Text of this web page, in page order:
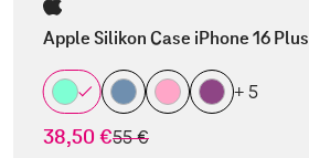
Apple Silikon Case iPhone 16 Plus
+ 5
38,50 €statt
55 €